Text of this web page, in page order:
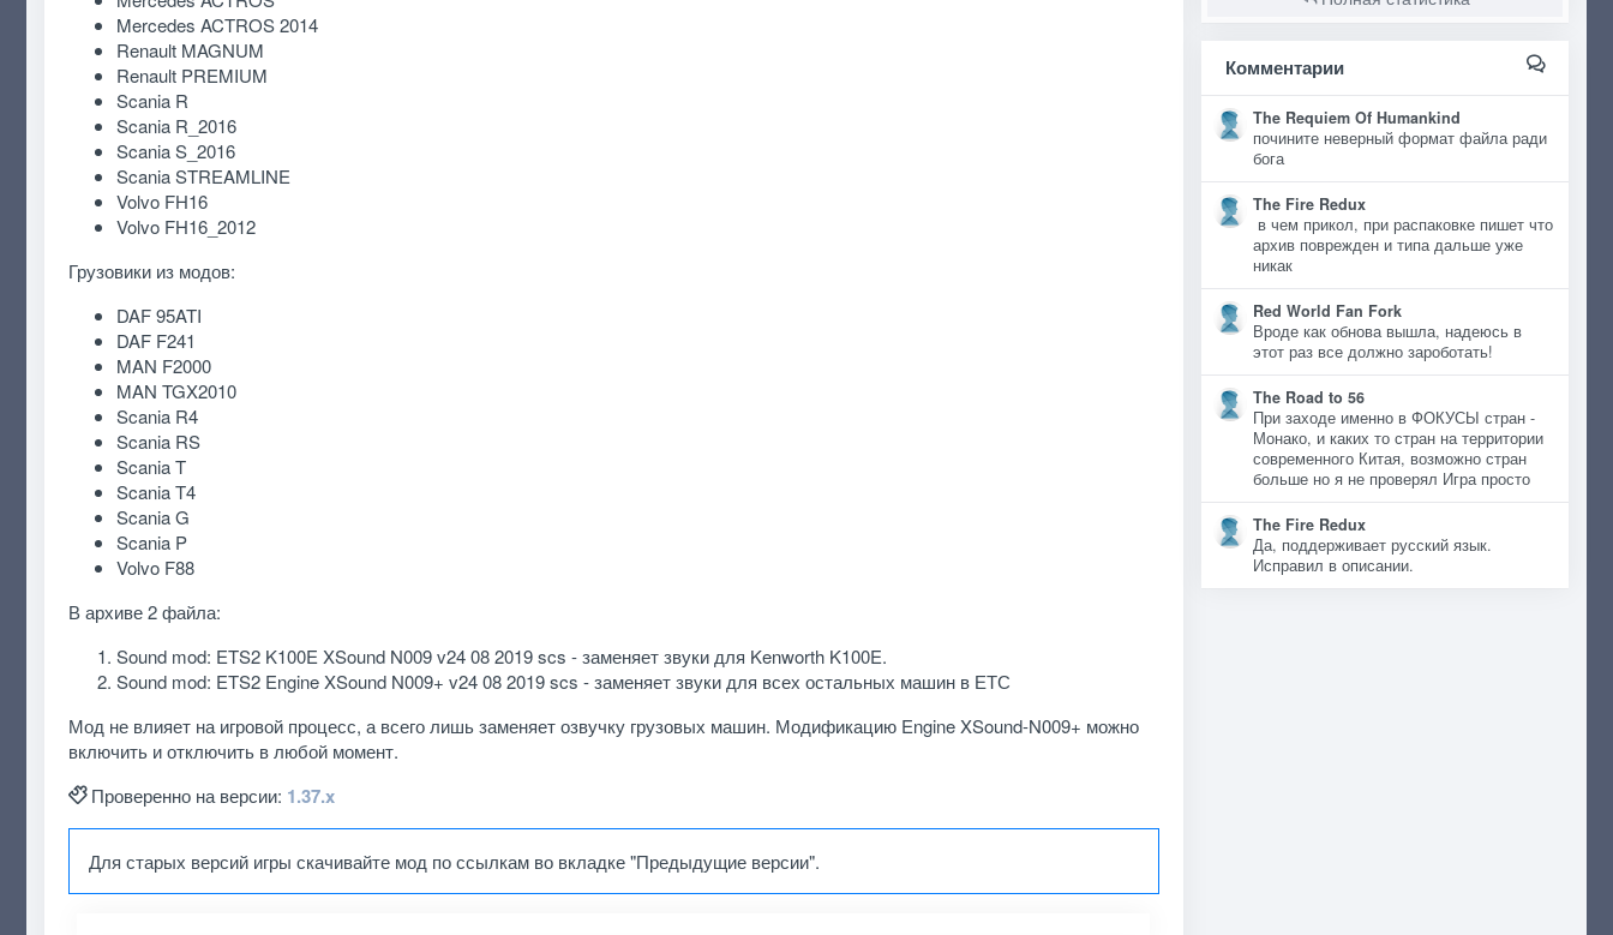
Mercedes ACTROS 2014
Renault MAGNUM
Renault PREMIUM
Scania R
Scania R_2016
Scania S_2016
Scania STREAMLINE
Volvo FH16
Volvo FH16_2012
Грузовики из модов:
DAF 95ATI
DAF F241
MAN F2000
MAN TGX2010
Scania R4
Scania RS
Scania T
Scania T4
Scania G
Scania P
Volvo F88
В архиве 2 файла:
Sound mod: ETS2 K100E XSound N009 v24 08 2019 scs - заменяет звуки для Kenworth K100E.
Sound mod: ETS2 Engine XSound N009+ v24 08 2019 scs - заменяет звуки для всех остальных машин в ЕТС
Мод не влияет на игровой процесс, а всего лишь заменяет озвучку грузовых машин. Модификацию Engine XSound-N009+ можно
включить и отключить в любой момент.
Проверенно на версии: 1.37.x
Для старых версий игры скачивайте мод по ссылкам во вкладке "Предыдущие версии".
Комментарии
The Requiem Of Humankind
почините неверный формат файла ради
бога
The Fire Redux
в чем прикол, при распаковке пишет что
архив поврежден и типа дальше уже
никак
Red World Fan Fork
Вроде как обнова вышла, надеюсь в
этот раз все должно зароботать!
The Road to 56
При заходе именно в ФОКУСЫ стран -
Монако, и каких то стран на территории
современного Китая, возможно стран
больше но я не проверял Игра просто
The Fire Redux
Да, поддерживает русский язык.
Исправил в описании.